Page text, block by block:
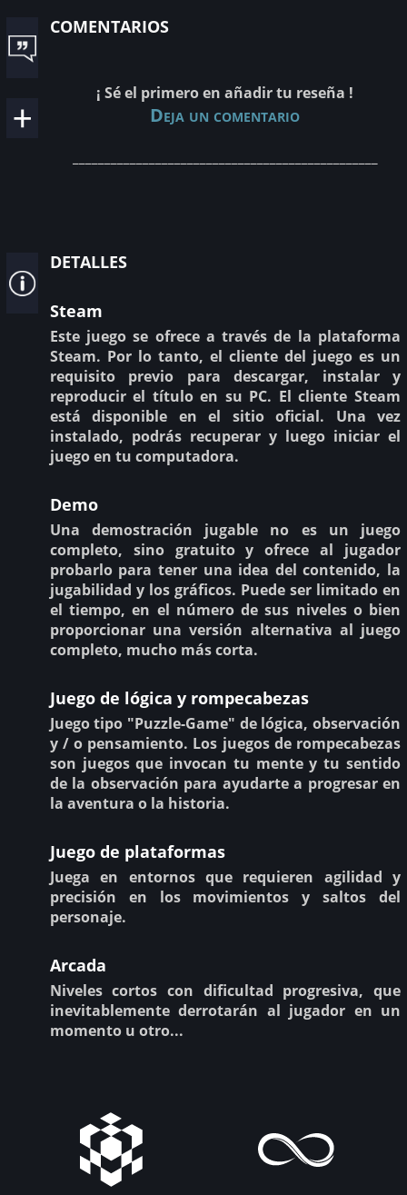
comentarios
¡ Sé el primero en añadir tu reseña !
Deja un comentario
detalles
Steam
Este juego se ofrece a través de la plataforma
Steam. Por lo tanto, el cliente del juego es un
requisito previo para descargar, instalar y
reproducir el título en su PC. El cliente Steam
está disponible en el sitio oficial. Una vez
instalado, podrás recuperar y luego iniciar el
juego en tu computadora.
Demo
Una demostración jugable no es un juego
completo, sino gratuito y ofrece al jugador
probarlo para tener una idea del contenido, la
jugabilidad y los gráficos. Puede ser limitado en
el tiempo, en el número de sus niveles o bien
proporcionar una versión alternativa al juego
completo, mucho más corta.
Juego de lógica y rompecabezas
Juego tipo "Puzzle-Game" de lógica, observación
y / o pensamiento. Los juegos de rompecabezas
son juegos que invocan tu mente y tu sentido
de la observación para ayudarte a progresar en
la aventura o la historia.
Juego de plataformas
Juega en entornos que requieren agilidad y
precisión en los movimientos y saltos del
personaje.
Arcada
Niveles cortos con dificultad progresiva, que
inevitablemente derrotarán al jugador en un
momento u otro...